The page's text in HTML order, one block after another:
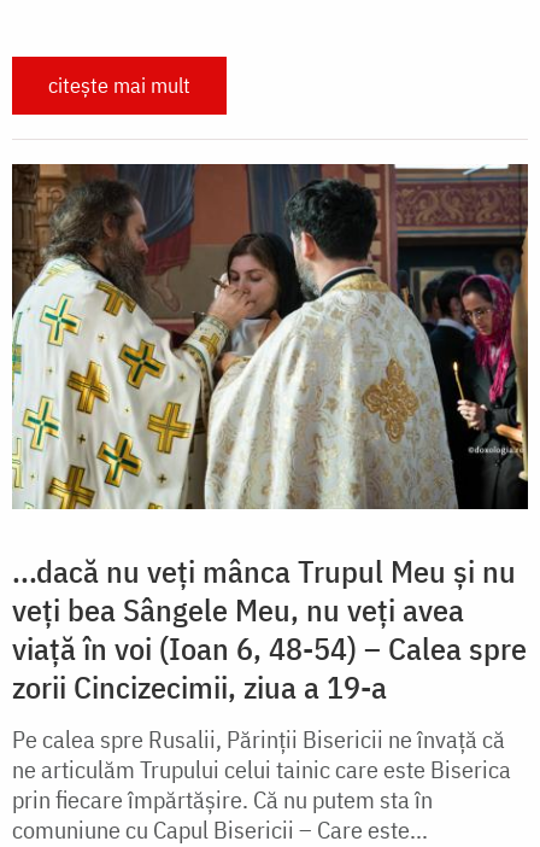
citește mai mult
...dacă nu veți mânca Trupul Meu și nu
veți bea Sângele Meu, nu veți avea
viață în voi (Ioan 6, 48-54) – Calea spre
zorii Cincizecimii, ziua a 19-a
Pe calea spre Rusalii, Părinții Bisericii ne învață că
ne articulăm Trupului celui tainic care este Biserica
prin fiecare împărtășire. Că nu putem sta în
comuniune cu Capul Bisericii – Care este...